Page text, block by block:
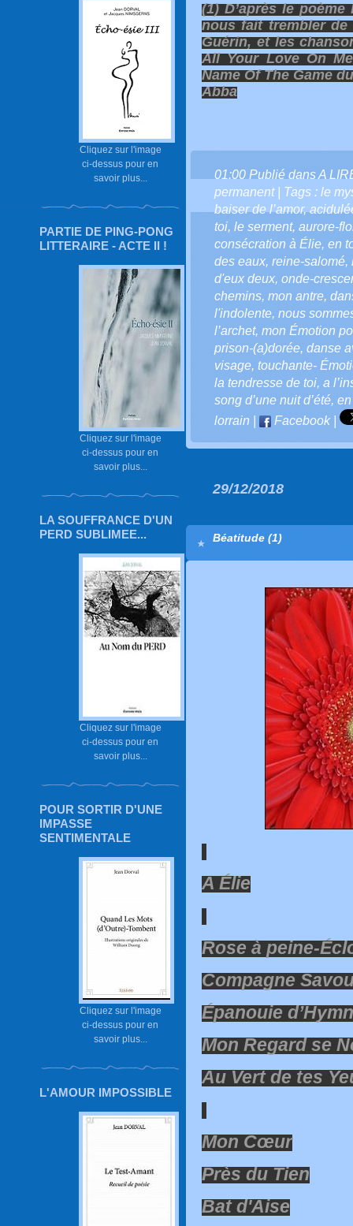
Cliquez sur l'image
ci-dessus pour en
savoir plus...
PARTIE DE PING-PONG
LITTERAIRE - ACTE II !
Cliquez sur l'image
ci-dessus pour en
savoir plus...
LA SOUFFRANCE D'UN
PERD SUBLIMEE...
Cliquez sur l'image
ci-dessus pour en
savoir plus...
POUR SORTIR D'UNE
IMPASSE
SENTIMENTALE
Cliquez sur l'image
ci-dessus pour en
savoir plus...
L'AMOUR IMPOSSIBLE
(1) D’après le poème
nous fait trembler de
Guérin, et les
All Your Love On
Name Of The Game
Abba
01:00 Publié dansA
permanent| Tags : le
baiser de l’amor,
toi, le serment, aurore-
consécration à Élie, en
des eaux, reine-salomé,
d'eux deux, onde-
chemins, mon antre,
l'indolente, nous
l’archet, mon Émotion
prison-(a)dorée, danse
visage, touchante-
la tendresse de toi, a
song d’une nuit d’été,
lorrain
Facebook|
29/12/2018
Béatitude (1)
A Élie
Rose à peine-
Compagne
Épanouie
Mon Regard se
Au Vert de tes
Mon Cœur
Près du Tien
Bat d'Aise